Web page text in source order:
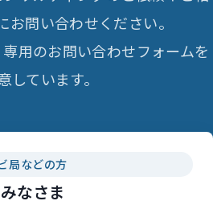
お問い合わせください。
用のお問い合わせフォームを
しています。
局などの方
なさま